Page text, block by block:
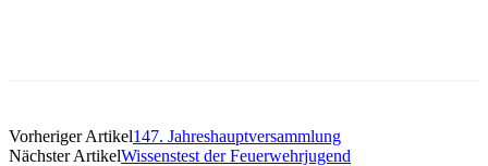
Vorheriger Artikel147. Jahreshauptversammlung
Nächster ArtikelWissenstest der Feuerwehrjugend